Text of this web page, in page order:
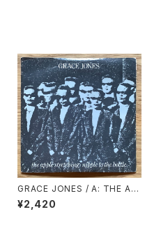
GRACE JONES / A: THE AP
PLE STRECHING / B: NIPPL
E TO THE BOTTLE
¥2,420